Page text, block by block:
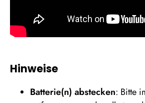
Hinweise
Batterie(n) abstecken: Bitte